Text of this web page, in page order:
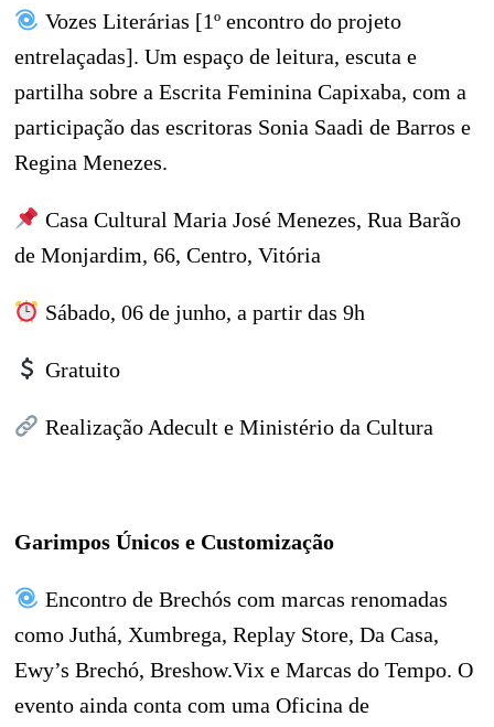
Vozes Literárias [1º encontro do projeto
entrelaçadas]. Um espaço de leitura, escuta e
partilha sobre a Escrita Feminina Capixaba, com a
participação das escritoras Sonia Saadi de Barros e
Regina Menezes.
Casa Cultural Maria José Menezes, Rua Barão
de Monjardim, 66, Centro, Vitória
Sábado, 06 de junho, a partir das 9h
Gratuito
Realização Adecult e Ministério da Cultura
Garimpos Únicos e Customização
Encontro de Brechós com marcas renomadas
como Juthá, Xumbrega, Replay Store, Da Casa,
Ewy’s Brechó, Breshow.Vix e Marcas do Tempo. O
evento ainda conta com uma Oficina de